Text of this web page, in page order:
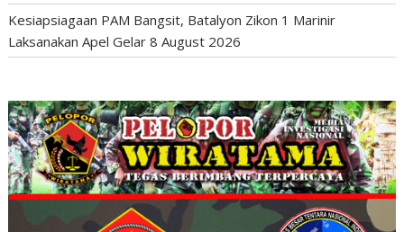
Kesiapsiagaan PAM Bangsit, Batalyon Zikon 1 Marinir
Laksanakan Apel Gelar 8 August 2026